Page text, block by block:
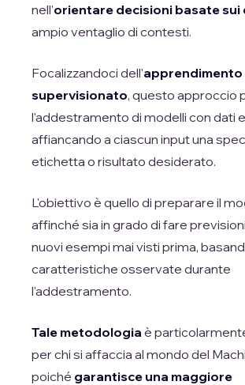
nell'orientare decisioni basate sui
ampio ventaglio di contesti.
Focalizzandoci dell'apprendimento
supervisionato, questo approccio
l'addestramento di modelli con dati
affiancando a ciascun input una
etichetta o risultato desiderato.
L'obiettivo è quello di preparare il
affinché sia in grado di fare
nuovi esempi mai visti prima,
caratteristiche osservate durante
l'addestramento.
Tale metodologia è
per chi si affaccia al mondo del
poiché garantisce una maggiore